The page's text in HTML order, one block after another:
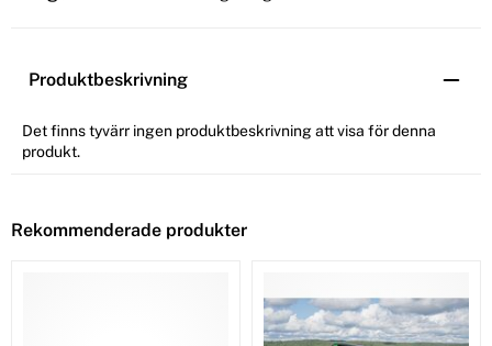
Produktbeskrivning
Det finns tyvärr ingen produktbeskrivning att visa för denna
produkt.
Rekommenderade produkter